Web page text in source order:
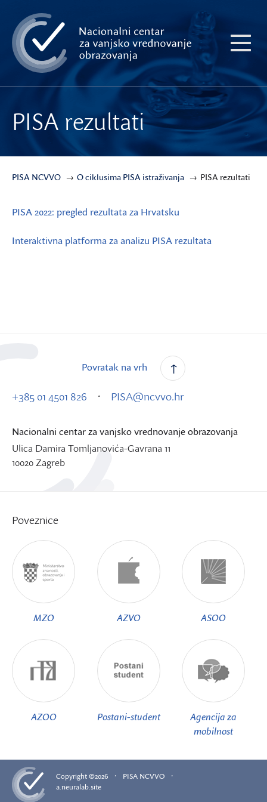
na
glavni
sadržaj
PISA rezultati
PISA NCVVO O ciklusima PISA istraživanja PISA rezultati
PISA 2022: pregled rezultata za Hrvatsku
Interaktivna platforma za analizu PISA rezultata
Povratak na vrh
+385 01 4501 826 · PISA@ncvvo.hr
Nacionalni centar za vanjsko vrednovanje obrazovanja
Ulica Damira Tomljanovića-Gavrana 11
10020 Zagreb
Poveznice
MZO AZVO ASOO
AZOO Postani-student
Agencija za
mobilnost
Copyright ©2026 · PISA NCVVO ·
a.neuralab.site